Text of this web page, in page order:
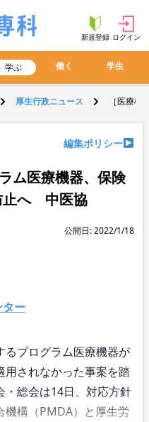
新規登録 ログイン
学ぶ 働く 学生
厚生行政ニュース ［医療
編集ポリシー
ム医療機器、保険
止へ 中医協
公開日: 2022/1/18
ター
プログラム医療機器が
用されなかった事案を踏
・総会は14日、対応方針
機構（PMDA）と厚生労